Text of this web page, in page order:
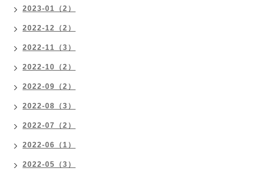
2023-01（2）
2022-12（2）
2022-11（3）
2022-10（2）
2022-09（2）
2022-08（3）
2022-07（2）
2022-06（1）
2022-05（3）